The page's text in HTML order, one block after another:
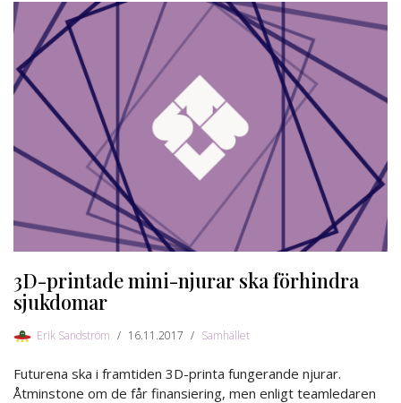
3D-printade mini-njurar ska förhindra
sjukdomar
Erik Sandström 16.11.2017 Samhället
Futurena ska i framtiden 3D-printa fungerande njurar.
Åtminstone om de får finansiering, men enligt teamledaren